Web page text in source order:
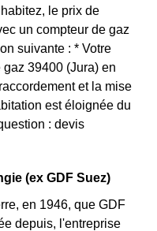
le prix de
un compteur de gaz
suivante : * Votre
39400 (Jura) en
et la mise
est éloignée du
: devis
(ex GDF Suez)
en 1946, que GDF
depuis, l'entreprise